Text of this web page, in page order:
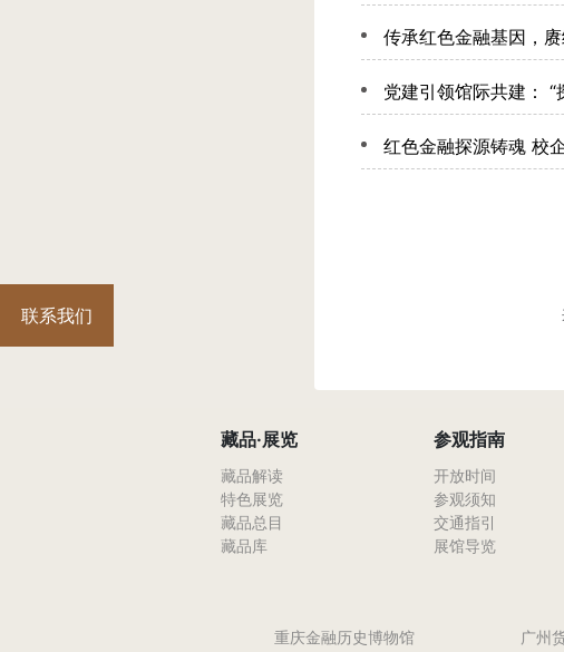
联系我们
传承红色金融基因，
党建引领馆际共建：
红色金融探源铸魂 校
藏品·展览
藏品解读
特色展览
藏品总目
藏品库
参观指南
开放时间
参观须知
交通指引
展馆导览
重庆金融历史博物馆 广州